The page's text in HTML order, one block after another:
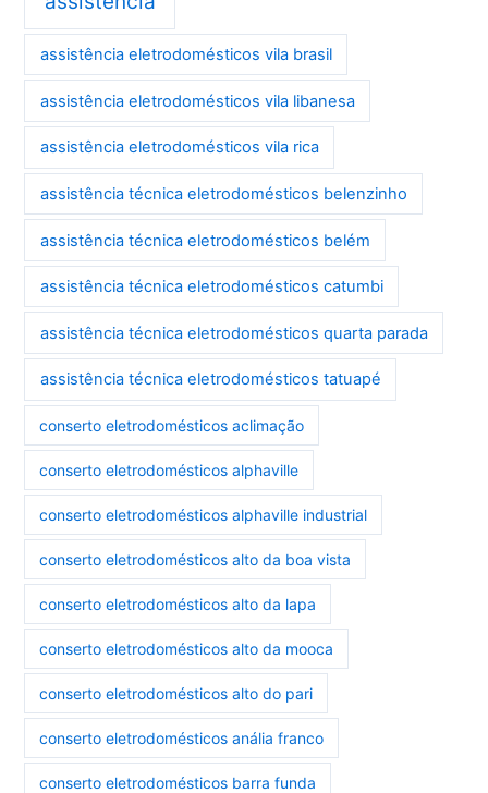
assistência eletrodomésticos vila brasil
assistência eletrodomésticos vila libanesa
assistência eletrodomésticos vila rica
assistência técnica eletrodomésticos belenzinho
assistência técnica eletrodomésticos belém
assistência técnica eletrodomésticos catumbi
assistência técnica eletrodomésticos quarta parada
assistência técnica eletrodomésticos tatuapé
conserto eletrodomésticos aclimação
conserto eletrodomésticos alphaville
conserto eletrodomésticos alphaville industrial
conserto eletrodomésticos alto da boa vista
conserto eletrodomésticos alto da lapa
conserto eletrodomésticos alto da mooca
conserto eletrodomésticos alto do pari
conserto eletrodomésticos anália franco
conserto eletrodomésticos barra funda